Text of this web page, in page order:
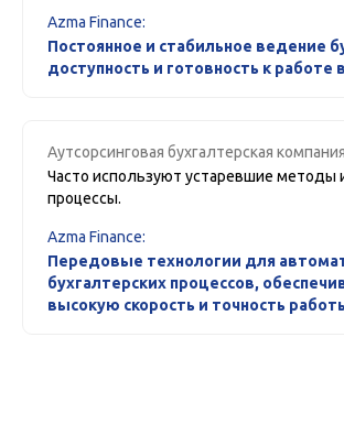
Azma Finance:
Постоянное и стабильное ведение
доступность и готовность к работе
Аутсорсинговая бухгалтерская
Часто используют устаревшие методы
процессы.
Azma Finance:
Передовые технологии для
бухгалтерских процессов,
высокую скорость и точность